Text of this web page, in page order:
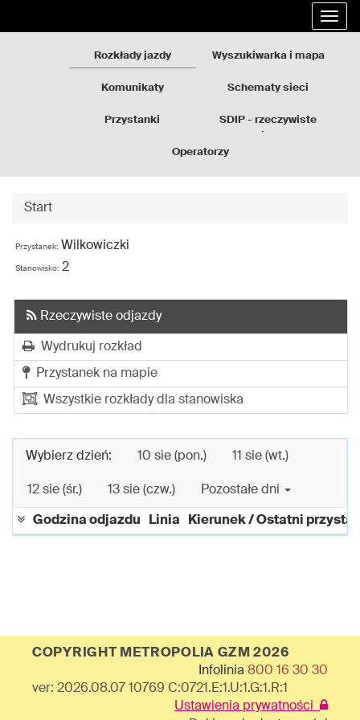
Rozkłady jazdy Wyszukiwarka i mapa
Komunikaty Schematy sieci
Przystanki
SDIP - rzeczywiste
Operatorzy
Start
Przystanek: Wilkowiczki
Stanowisko: 2
Rzeczywiste odjazdy
Wydrukuj rozkład
Przystanek na mapie
Wszystkie rozkłady dla stanowiska
Wybierz dzień: 10 sie (pon.) 11 sie (wt.)
12 sie (śr.) 13 sie (czw.) Pozostałe dni
Godzina odjazdu Linia Kierunek / Ostatni
COPYRIGHT METROPOLIA GZM 2026
Infolinia 800 16 30 30
ver: 2026.08.07 10769 C:0721.E:1.U:1.G:1.R:1
Ustawienia prywatności